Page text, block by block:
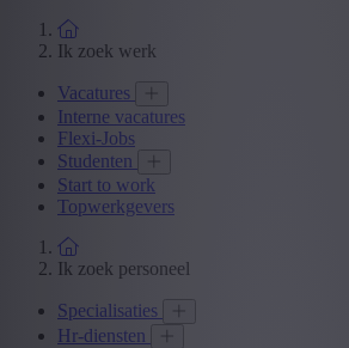
Ik zoek werk
Vacatures
Interne vacatures
Flexi-Jobs
Studenten
Start to work
Topwerkgevers
Ik zoek personeel
Specialisaties
Hr-diensten